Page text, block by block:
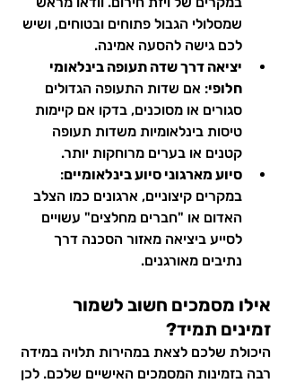
שמסלולי הגבול פתוחים ובטוחים, ושיש
לכם גישה להסעה אמינה.
יציאה דרך שדה תעופה בינלאומי
חלופי: אם שדות התעופה הגדולים
סגורים או מסוכנים, בדקו אם קיימות
טיסות בינלאומיות משדות תעופה
קטנים או בערים מרוחקות יותר.
סיוע מארגוני סיוע בינלאומיים:
במקרים קיצוניים, ארגונים כמו הצלב
האדום או "חברים מחלצים" עשויים
לסייע ביציאה מאזור הסכנה דרך
נתיבים מאורגנים.
אילו מסמכים חשוב לשמור
זמינים תמיד?
היכולת שלכם לצאת במהירות תלויה במידה
רבה בזמינות המסמכים האישיים שלכם. לכן